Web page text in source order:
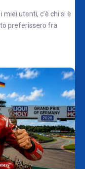
miei utenti, c’è chi si è
preferissero fra